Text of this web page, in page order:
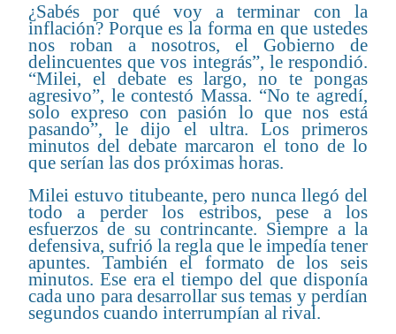
¿Sabés por qué voy a terminar con la
inflación? Porque es la forma en que ustedes
nos roban a nosotros, el Gobierno de
delincuentes que vos integrás”, le respondió.
“Milei, el debate es largo, no te pongas
agresivo”, le contestó Massa. “No te agredí,
solo expreso con pasión lo que nos está
pasando”, le dijo el ultra. Los primeros
minutos del debate marcaron el tono de lo
que serían las dos próximas horas.
Milei estuvo titubeante, pero nunca llegó del
todo a perder los estribos, pese a los
esfuerzos de su contrincante. Siempre a la
defensiva, sufrió la regla que le impedía tener
apuntes. También el formato de los seis
minutos. Ese era el tiempo del que disponía
cada uno para desarrollar sus temas y perdían
segundos cuando interrumpían al rival.